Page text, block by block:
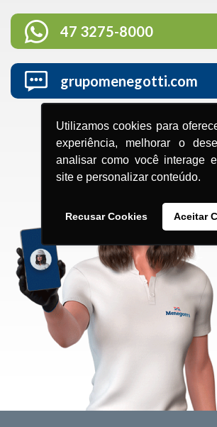
Utilizamos cookies para
experiência, melhorar o
analisar como você interage
site e personalizar conteúdo.
Recusar Cookies Aceitar
47 3275-8000
grupomenegotti.com